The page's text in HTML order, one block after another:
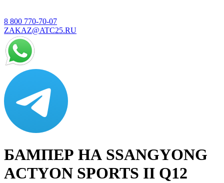
8 800 770-70-07
ZAKAZ@ATC25.RU
БАМПЕР НА SSANGYONG
ACTYON SPORTS II Q12